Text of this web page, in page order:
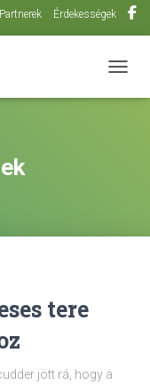
Partnerek Érdekességek
tere
jött rá, hogy a